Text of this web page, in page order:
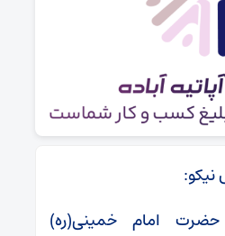
نیکو:
امام خمینی(ره)